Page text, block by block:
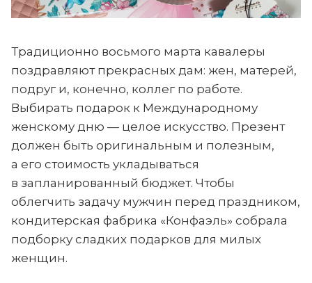
Традиционно восьмого марта кавалеры
поздравляют прекрасных дам: жен, матерей,
подруг и, конечно, коллег по работе.
Выбирать подарок к Международному
женскому дню — целое искусство. Презент
должен быть оригинальным и полезным,
а его стоимость укладываться
в запланированный бюджет. Чтобы
облегчить задачу мужчин перед праздником,
кондитерская фабрика «Конфаэль» собрала
подборку сладких подарков для милых
женщин.